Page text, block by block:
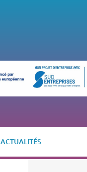
ACTUALITÉS